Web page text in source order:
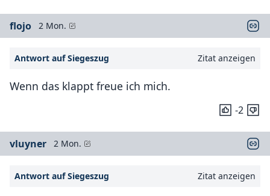
flojo 2 Mon.
Antwort auf Siegeszug Zitat anzeigen
Wenn das klappt freue ich mich.
-2
vluyner 2 Mon.
Antwort auf Siegeszug Zitat anzeigen